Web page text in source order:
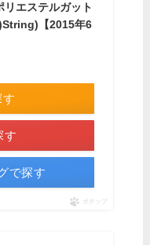
エステルガット
【2015年6
す
で探す
ポチップ